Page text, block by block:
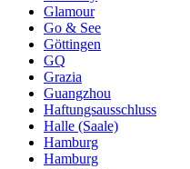
Glamour
Go & See
Göttingen
GQ
Grazia
Guangzhou
Haftungsausschluss
Halle (Saale)
Hamburg
Hamburg